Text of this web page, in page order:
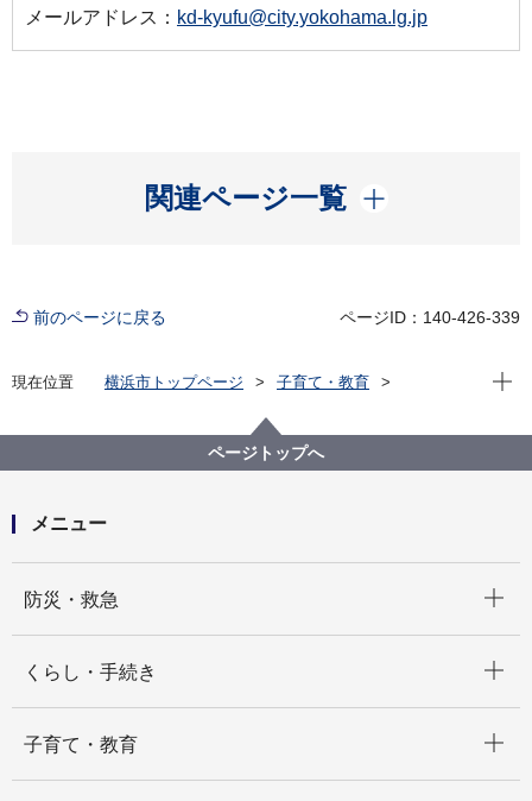
メールアドレス： kd-kyufu@city.yokohama.lg.jp
関連ページ一覧
開く
前のページに戻る ページID：140-426-339
現在位置 横浜市トップページ
子育て・教育
請求事務に関する様式・要綱
請求事務に関する各種様式
家庭的保育事業（令和５年度用）
現在
ページトップへ
メニュー
防災・救急
くらし・手続き
子育て・教育